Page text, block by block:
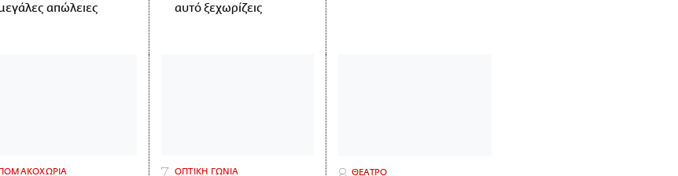
απώλειες
αυτό ξεχωρίζεις
ΟΠΤΙΚΗ ΓΩΝΙΑ ΘΕΑΤΡΟ